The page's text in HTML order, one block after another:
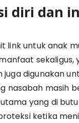
diri dan
link untuk anak
sekaligus,
digunakan
nasabah masih
yang di
ketika